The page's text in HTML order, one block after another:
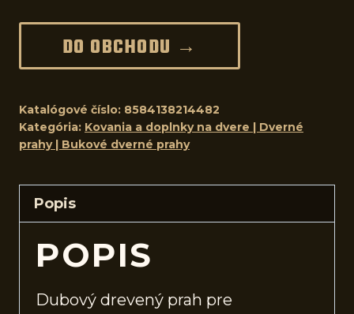
DO OBCHODU →
Katalógové číslo: 8584138214482
Kategória: Kovania a doplnky na dvere | Dverné
prahy | Bukové dverné prahy
Popis
POPIS
Dubový drevený prah pre